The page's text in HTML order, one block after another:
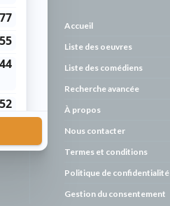
Accueil
Liste des oeuvres
Liste des comédiens
Recherche avancée
À propos
Nous contacter
Termes et conditions
Politique de confidentialité
Gestion du consentement